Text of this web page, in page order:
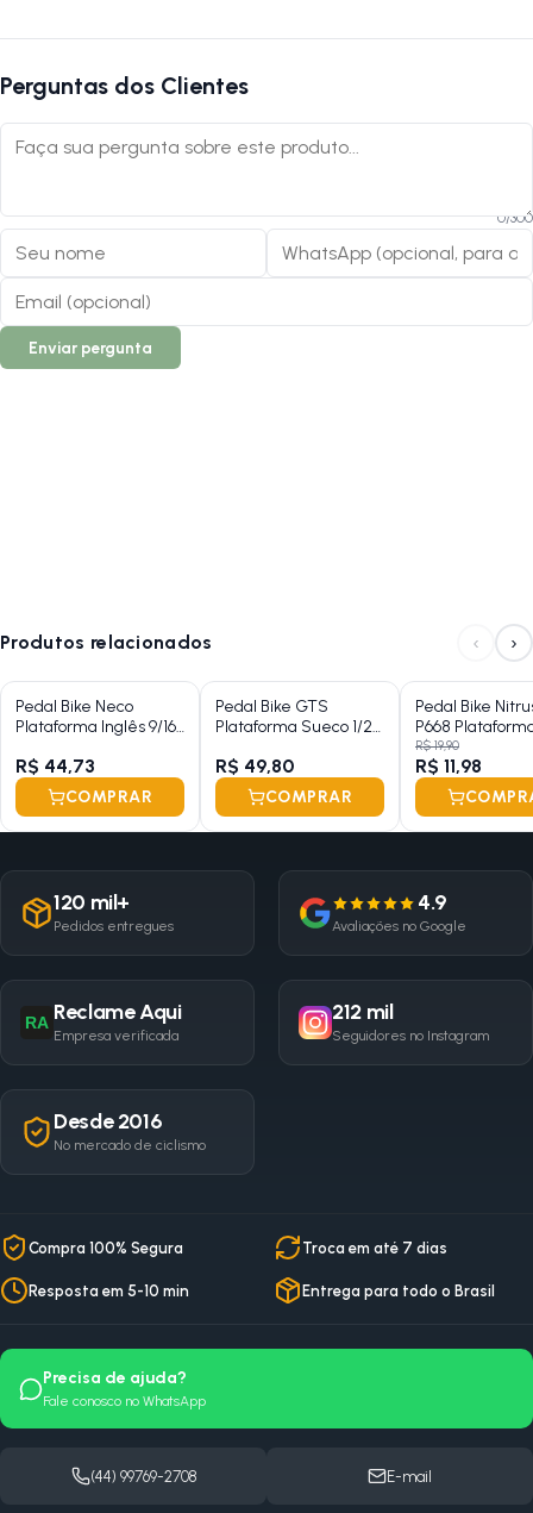
Perguntas dos Clientes
0/300
Enviar pergunta
Produtos relacionados ‹ ›
Pedal Bike Neco
Plataforma Inglês 9/16
R$ 44,73
COMPRAR
Pedal Bike GTS
Plataforma Sueco 1/2
R$ 49,80
COMPRAR
Pedal Bike
P668
Sueco 1/2
Sem Esfera
R$ 19,90
R$ 11,98
120 mil+
Pedidos entregues
4.9
Avaliações no Google
RA Reclame Aqui
Empresa verificada
212 mil
Seguidores no Instagram
Desde 2016
No mercado de ciclismo
Compra 100% Segura Troca em até 7 dias
Resposta em 5-10 min Entrega para todo o Brasil
Precisa de ajuda?
Fale conosco no WhatsApp
(44) 99769-2708 E-mail